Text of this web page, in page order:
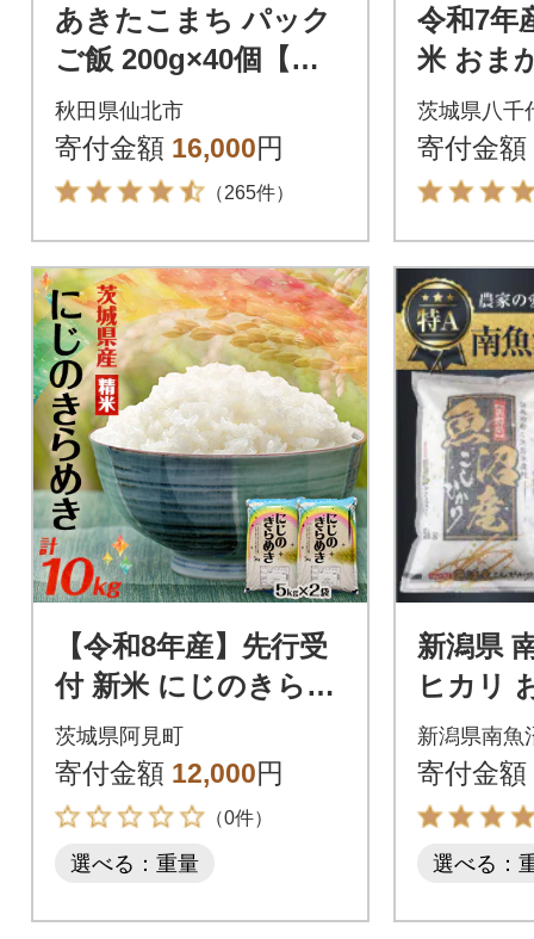
あきたこまち パック
ご飯 200g×40個【特A
産地】秋田県産|02_jp
r-010801
秋田県仙北市
寄付金額 16,000円
（265件）
令和7年
米 おま
(5kg×1
茨城県八千
寄付金額
【令和8年産】先行受
付 新米 にじのきらめ
き 精米 10kg(5kg×2
袋)
茨城県阿見町
寄付金額 12,000円
（0件）
選べる：重量
新潟県
ヒカリ
済み(お
炊き方
新潟県南魚
寄付金額
選べる：